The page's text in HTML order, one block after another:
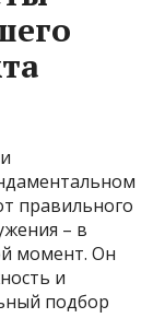
правильного
– в
момент. Он
и
подбор